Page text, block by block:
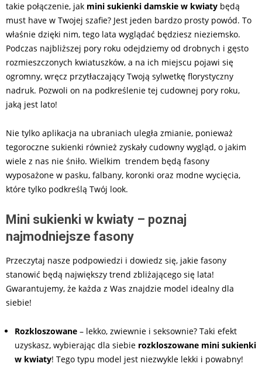
takie połączenie, jak mini sukienki damskie w kwiaty będą
must have w Twojej szafie? Jest jeden bardzo prosty powód. To
właśnie dzięki nim, tego lata wyglądać będziesz nieziemsko.
Podczas najbliższej pory roku odejdziemy od drobnych i gęsto
rozmieszczonych kwiatuszków, a na ich miejscu pojawi się
ogromny, wręcz przytłaczający Twoją sylwetkę florystyczny
nadruk. Pozwoli on na podkreślenie tej cudownej pory roku,
jaką jest lato!
Nie tylko aplikacja na ubraniach uległa zmianie, ponieważ
tegoroczne sukienki również zyskały cudowny wygląd, o jakim
wiele z nas nie śniło. Wielkim trendem będą fasony
wyposażone w pasku, falbany, koronki oraz modne wycięcia,
które tylko podkreślą Twój look.
Mini sukienki w kwiaty – poznaj
najmodniejsze fasony
Przeczytaj nasze podpowiedzi i dowiedz się, jakie fasony
stanowić będą największy trend zbliżającego się lata!
Gwarantujemy, że każda z Was znajdzie model idealny dla
siebie!
Rozkloszowane – lekko, zwiewnie i seksownie? Taki efekt
uzyskasz, wybierając dla siebie rozkloszowane mini sukienki
w kwiaty! Tego typu model jest niezwykle lekki i powabny!